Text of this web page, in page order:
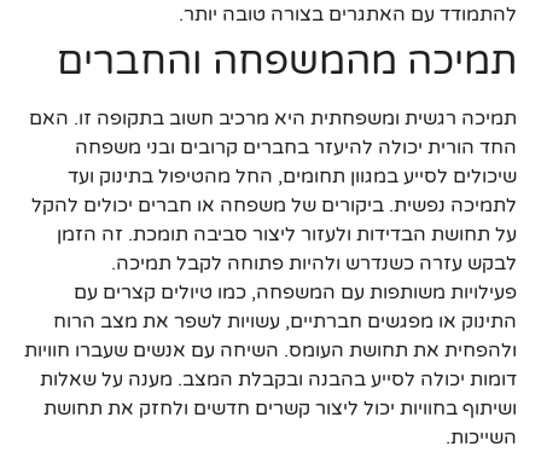
להתמודד עם האתגרים בצורה טובה יותר.
תמיכה מהמשפחה והחברים
תמיכה רגשית ומשפחתית היא מרכיב חשוב בתקופה זו. האם
החד הורית יכולה להיעזר בחברים קרובים ובני משפחה
שיכולים לסייע במגוון תחומים, החל מהטיפול בתינוק ועד
לתמיכה נפשית. ביקורים של משפחה או חברים יכולים להקל
על תחושת הבדידות ולעזור ליצור סביבה תומכת. זה הזמן
לבקש עזרה כשנדרש ולהיות פתוחה לקבל תמיכה.
פעילויות משותפות עם המשפחה, כמו טיולים קצרים עם
התינוק או מפגשים חברתיים, עשויות לשפר את מצב הרוח
ולהפחית את תחושת העומס. השיחה עם אנשים שעברו חוויות
דומות יכולה לסייע בהבנה ובקבלת המצב. מענה על שאלות
ושיתוף בחוויות יכול ליצור קשרים חדשים ולחזק את תחושת
השייכות.